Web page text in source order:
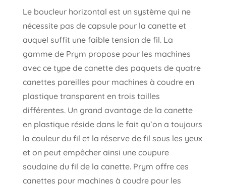
Le boucleur horizontal est un système qui ne
nécessite pas de capsule pour la canette et
auquel suffit une faible tension de fil. La
gamme de Prym propose pour les machines
avec ce type de canette des paquets de quatre
canettes pareilles pour machines à coudre en
plastique transparent en trois tailles
différentes. Un grand avantage de la canette
en plastique réside dans le fait qu’on a toujours
la couleur du fil et la réserve de fil sous les yeux
et on peut empêcher ainsi une coupure
soudaine du fil de la canette. Prym offre ces
canettes pour machines à coudre pour les